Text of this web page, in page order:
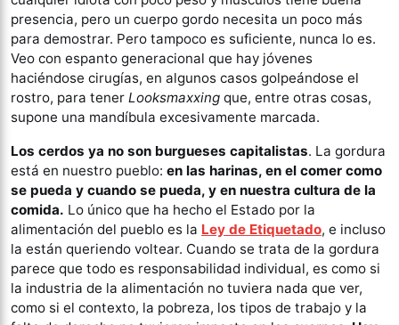
presencia, pero un cuerpo gordo necesita un poco más
para demostrar. Pero tampoco es suficiente, nunca lo es.
Veo con espanto generacional que hay jóvenes
haciéndose cirugías, en algunos casos golpeándose el
rostro, para tener Looksmaxxing que, entre otras cosas,
supone una mandíbula excesivamente marcada.
Los cerdos ya no son burgueses capitalistas. La gordura
está en nuestro pueblo: en las harinas, en el comer como
se pueda y cuando se pueda, y en nuestra cultura de la
comida. Lo único que ha hecho el Estado por la
alimentación del pueblo es la Ley de Etiquetado, e incluso
la están queriendo voltear. Cuando se trata de la gordura
parece que todo es responsabilidad individual, es como si
la industria de la alimentación no tuviera nada que ver,
como si el contexto, la pobreza, los tipos de trabajo y la